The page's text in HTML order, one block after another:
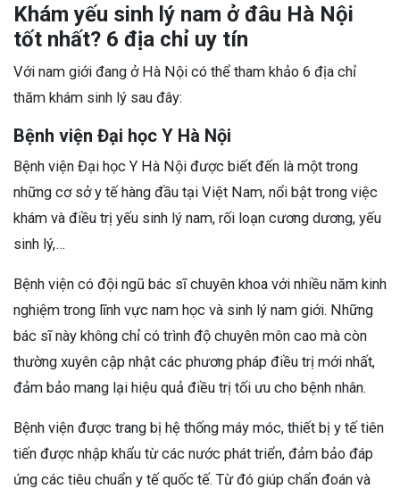
Khám yếu sinh lý nam ở đâu Hà Nội
tốt nhất? 6 địa chỉ uy tín
Với nam giới đang ở Hà Nội có thể tham khảo 6 địa chỉ
thăm khám sinh lý sau đây:
Bệnh viện Đại học Y Hà Nội
Bệnh viện Đại học Y Hà Nội được biết đến là một trong
những cơ sở y tế hàng đầu tại Việt Nam, nổi bật trong việc
khám và điều trị yếu sinh lý nam, rối loạn cương dương, yếu
sinh lý,…
Bệnh viện có đội ngũ bác sĩ chuyên khoa với nhiều năm kinh
nghiệm trong lĩnh vực nam học và sinh lý nam giới. Những
bác sĩ này không chỉ có trình độ chuyên môn cao mà còn
thường xuyên cập nhật các phương pháp điều trị mới nhất,
đảm bảo mang lại hiệu quả điều trị tối ưu cho bệnh nhân.
Bệnh viện được trang bị hệ thống máy móc, thiết bị y tế tiên
tiến được nhập khẩu từ các nước phát triển, đảm bảo đáp
ứng các tiêu chuẩn y tế quốc tế. Từ đó giúp chẩn đoán và